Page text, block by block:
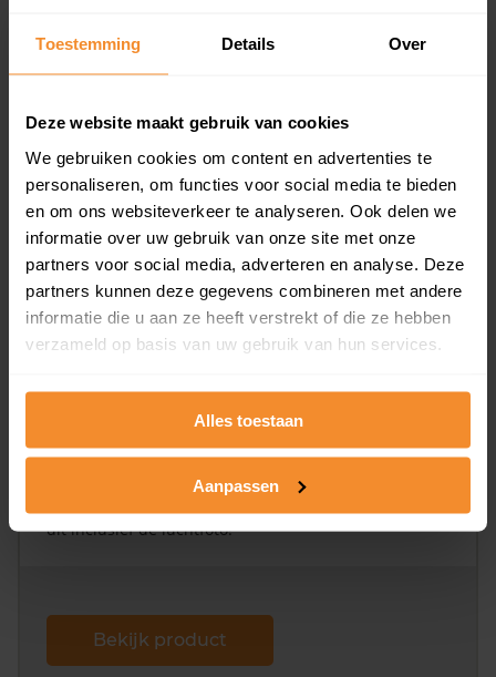
Toestemming Details Over
Deze website maakt gebruik van cookies
We gebruiken cookies om content en advertenties te
personaliseren, om functies voor social media te bieden
en om ons websiteverkeer te analyseren. Ook delen we
informatie over uw gebruik van onze site met onze
partners voor social media, adverteren en analyse. Deze
partners kunnen deze gegevens combineren met andere
informatie die u aan ze heeft verstrekt of die ze hebben
verzameld op basis van uw gebruik van hun services.
Alles toestaan
Aanpassen
Inclusief 1 jaar gratis updates
inclusief een jaar lang gratis updates van nieuwe
koopsommen.
Bekijk product
Direct leverbaar
Kadastrale kaart pakket
Alleen globale ligging perceel
Een uitgebreid overzicht van het perceel en
omliggende percelen met de kadastrale erfgrenzen,
dit inclusief de luchtfoto!
Bekijk product